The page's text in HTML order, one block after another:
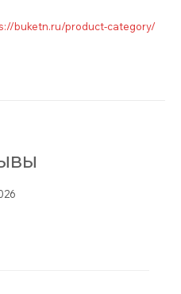
buketn.ru/product-category/